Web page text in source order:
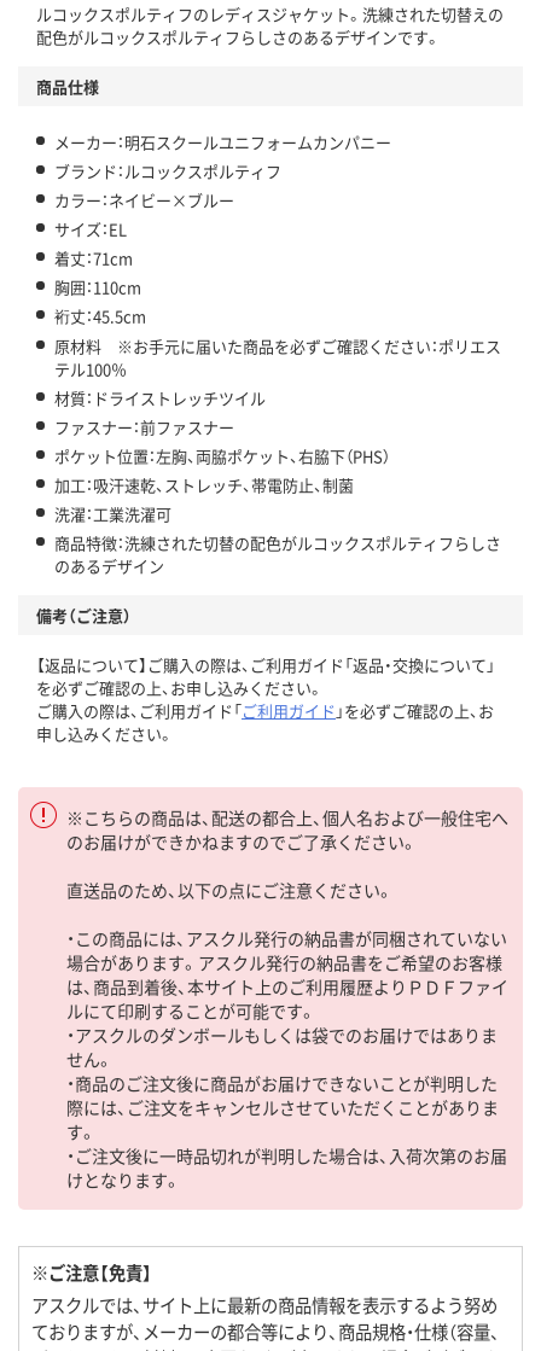
ルコックスポルティフのレディスジャケット。洗練された切替えの
配色がルコックスポルティフらしさのあるデザインです。
商品仕様
メーカー：明石スクールユニフォームカンパニー
ブランド：ルコックスポルティフ
カラー：ネイビー×ブルー
サイズ：EL
着丈：71cm
胸囲：110cm
裄丈：45.5cm
原材料 ※お手元に届いた商品を必ずご確認ください：ポリエス
テル100％
材質：ドライストレッチツイル
ファスナー：前ファスナー
ポケット位置：左胸、両脇ポケット、右脇下（PHS）
加工：吸汗速乾、ストレッチ、帯電防止、制菌
洗濯：工業洗濯可
商品特徴：洗練された切替の配色がルコックスポルティフらしさ
のあるデザイン
備考（ご注意）
【返品について】ご購入の際は、ご利用ガイド「返品・交換について」
を必ずご確認の上、お申し込みください。
ご購入の際は、ご利用ガイド「ご利用ガイド 」を必ずご確認の上、お
申し込みください。
※こちらの商品は、配送の都合上、個人名および一般住宅へ
のお届けができかねますのでご了承ください。
直送品のため、以下の点にご注意ください。
・この商品には、アスクル発行の納品書が同梱されていない
場合があります。アスクル発行の納品書をご希望のお客様
は、商品到着後、本サイト上のご利用履歴よりＰＤＦファイ
ルにて印刷することが可能です。
・アスクルのダンボールもしくは袋でのお届けではありま
せん。
・商品のご注文後に商品がお届けできないことが判明した
際には、ご注文をキャンセルさせていただくことがありま
す。
・ご注文後に一時品切れが判明した場合は、入荷次第のお届
けとなります。
※ご注意【免責】
アスクルでは、サイト上に最新の商品情報を表示するよう努め
ておりますが、メーカーの都合等により、商品規格・仕様（容量、